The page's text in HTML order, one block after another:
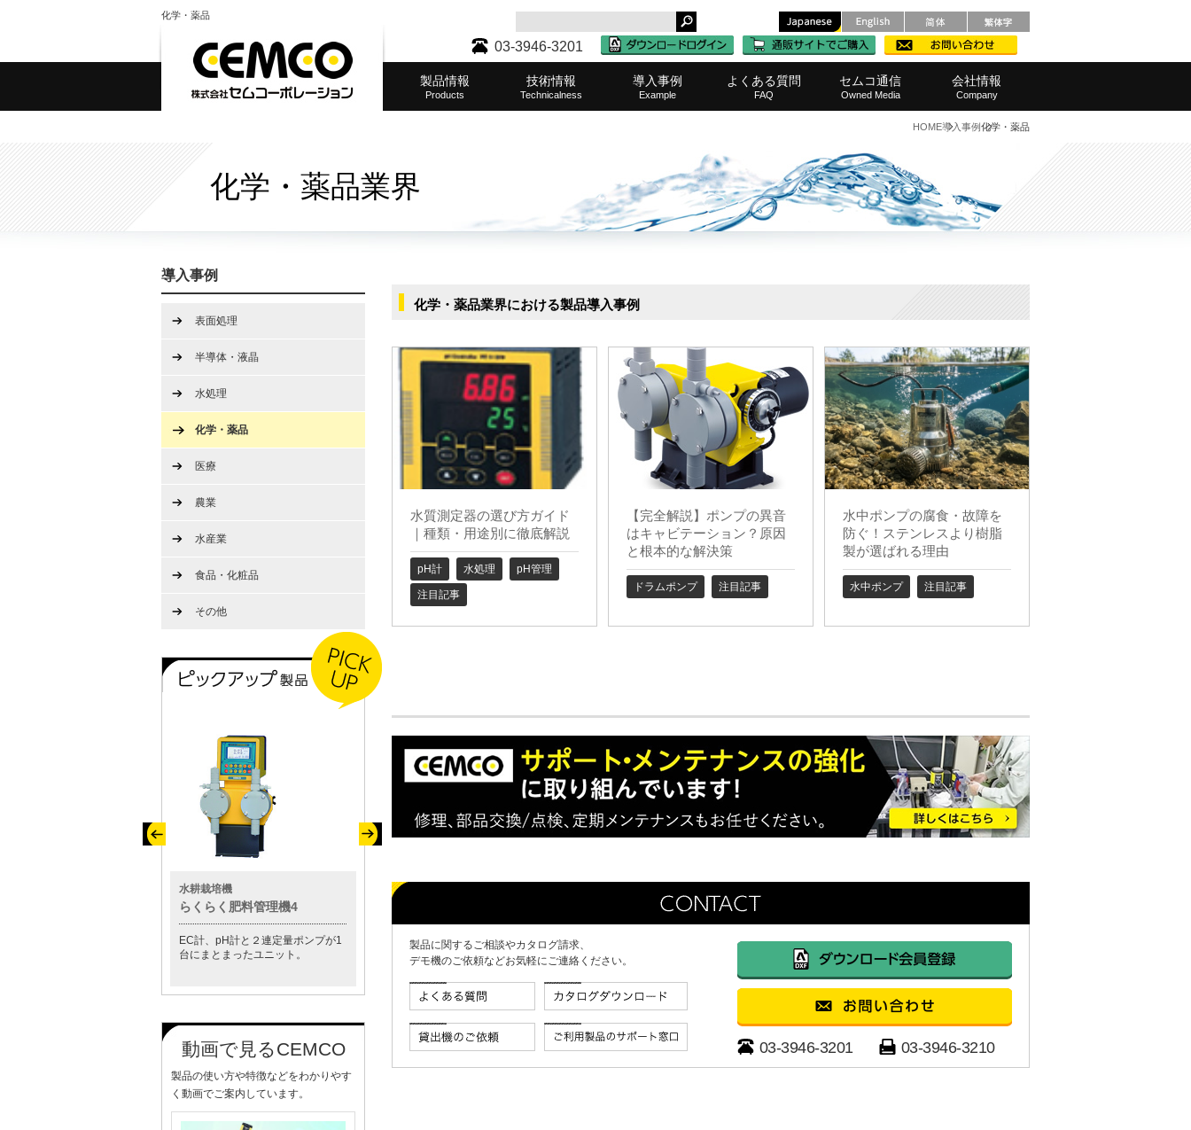
化学・薬品
製品情報
Products
技術情報
Technicalness
導入事例
Example
よくある質問
FAQ
セムコ通信
Owned Media
会社情報
Company
代表挨拶
会社概要
経営理念
事業所へのアクセス
SDGsへの取り組み
採用情報
03-3946-3201
HOME導入事例化学・薬品
導入事例
表面処理
半導体・液晶
水処理
化学・薬品
医療
農業
水産業
食品・化粧品
その他
水耕栽培機
らくらく肥料管理機4
EC計、pH計と２連定量ポンプが1
台にまとまったユニット。
水質測定器
この1台で塩分濃度を測定し、ポン
プ等の制御も行うことが出来ま
軽量・小型かつ高耐食、優れた耐
久性を発揮する自吸式の渦巻きポ
ンプです。
動画で見るCEMCO
製品の使い方や特徴などをわかりやす
く動画でご案内しています。
化学・薬品業界
化学・薬品業界における製品導入事例
水質測定器の選び方ガイド
｜種類・用途別に徹底解説
pH計 水処理 pH管理
注目記事
【完全解説】ポンプの異音
はキャビテーション？原因
と根本的な解決策
ドラムポンプ 注目記事
水中ポンプの腐食・故障を
防ぐ！ステンレスより樹脂
製が選ばれる理由
水中ポンプ 注目記事
03-3946-3201 03-3946-3210
製品に関するご相談やカタログ請求、
デモ機のご依頼などお気軽にご連絡ください。